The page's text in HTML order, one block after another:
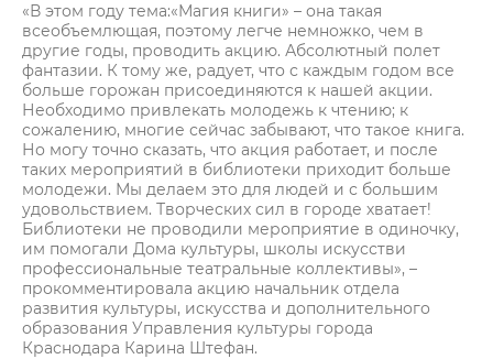
«В этом году тема:«Магия книги» – она такая
всеобъемлющая, поэтому легче немножко, чем в
другие годы, проводить акцию. Абсолютный полет
фантазии. К тому же, радует, что с каждым годом все
больше горожан присоединяются к нашей акции.
Необходимо привлекать молодежь к чтению; к
сожалению, многие сейчас забывают, что такое книга.
Но могу точно сказать, что акция работает, и после
таких мероприятий в библиотеки приходит больше
молодежи. Мы делаем это для людей и с большим
удовольствием. Творческих сил в городе хватает!
Библиотеки не проводили мероприятие в одиночку,
им помогали Дома культуры, школы искусстви
профессиональные театральные коллективы», –
прокомментировала акцию начальник отдела
развития культуры, искусства и дополнительного
образования Управления культуры города
Краснодара Карина Штефан.